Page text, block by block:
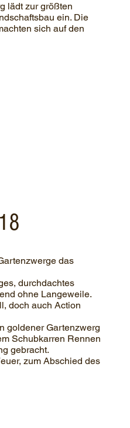
lädt zur größten
ein. Die
sich auf den
das
durchdachtes
ohne Langeweile.
doch auch Action
goldener Gartenzwerg
Schubkarren Rennen
gebracht.
zum Abschied des